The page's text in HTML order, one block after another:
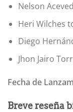
Nelson
Heri Wilches
Diego
Jhon Jairo
Fecha de
Breve reseña